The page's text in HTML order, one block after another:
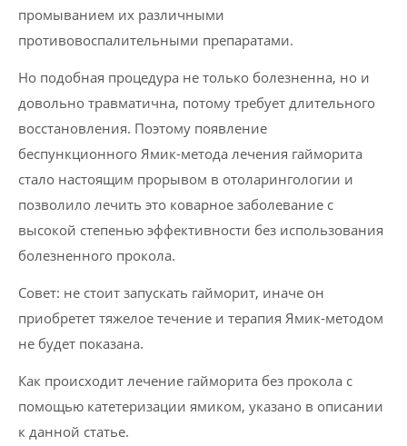
промыванием их различными
противовоспалительными препаратами.
Но подобная процедура не только болезненна, но и
довольно травматична, потому требует длительного
восстановления. Поэтому появление
беспункционного Ямик-метода лечения гайморита
стало настоящим прорывом в отоларингологии и
позволило лечить это коварное заболевание с
высокой степенью эффективности без использования
болезненного прокола.
Совет: не стоит запускать гайморит, иначе он
приобретет тяжелое течение и терапия Ямик-методом
не будет показана.
Как происходит лечение гайморита без прокола с
помощью катетеризации ямиком, указано в описании
к данной статье.